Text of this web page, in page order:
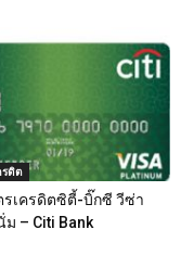
รดิต
เครดิตซิตี้-บิ๊กซี วีซ่า
– Citi Bank